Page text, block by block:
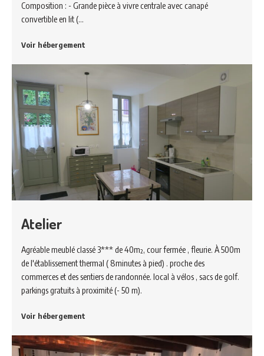
Composition : - Grande pièce à vivre centrale avec canapé
convertible en lit (…
Voir hébergement
Atelier
Agréable meublé classé 3*** de 40m², cour fermée , fleurie. À 500m
de l'établissement thermal ( 8minutes à pied) . proche des
commerces et des sentiers de randonnée. local à vélos , sacs de golf.
parkings gratuits à proximité (- 50 m).
Voir hébergement